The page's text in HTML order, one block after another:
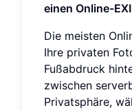
einen Online-
Die meisten
Ihre privaten
Fußabdruck
zwischen
Privatsphäre,